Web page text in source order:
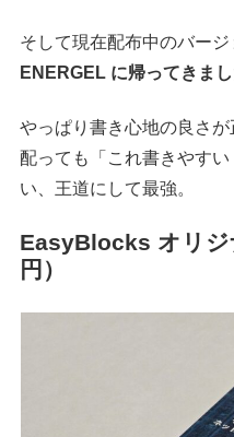
そして現在配布中のバー
ENERGEL に帰ってきまし
やっぱり書き心地の良さ
配っても「これ書きやす
い、王道にして最強。
EasyBlocks オリジ
円）